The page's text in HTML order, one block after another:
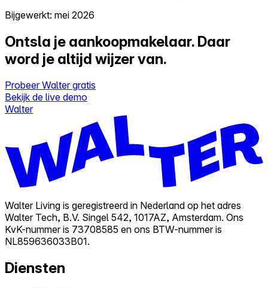
Bijgewerkt: mei 2026
Ontsla je aankoopmakelaar. Daar
word je altijd wijzer van.
Probeer Walter gratis
Bekijk de live demo
Walter
Walter Living is geregistreerd in Nederland op het adres
Walter Tech, B.V. Singel 542, 1017AZ, Amsterdam. Ons
KvK-nummer is 73708585 en ons BTW-nummer is
NL859636033B01.
Diensten